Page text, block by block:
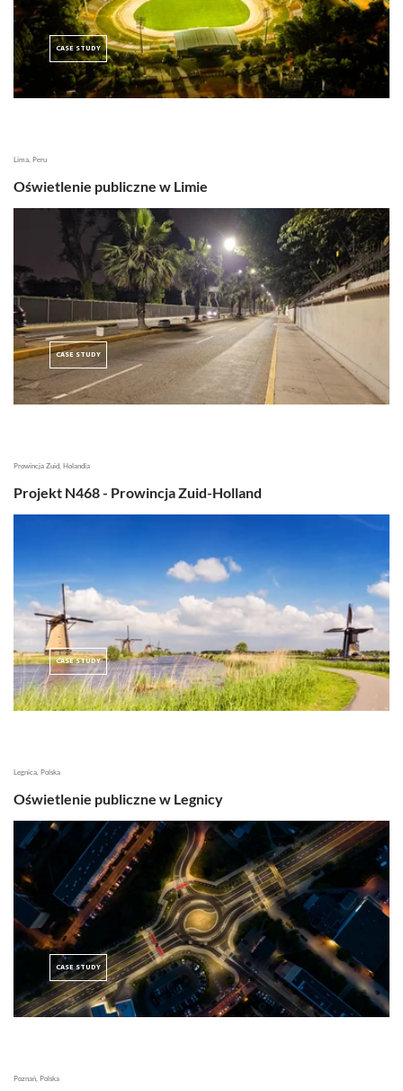
CASE STUDY
Lima, Peru
Oświetlenie publiczne w Limie
CASE STUDY
Prowincja Zuid, Holandia
Projekt N468 - Prowincja Zuid-Holland
CASE STUDY
Legnica, Polska
Oświetlenie publiczne w Legnicy
CASE STUDY
Poznań, Polska